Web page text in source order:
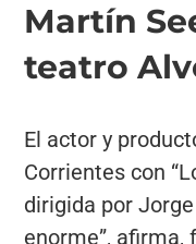
Martín
teatro
El actor y
Corrientes con
dirigida por
enorme”,